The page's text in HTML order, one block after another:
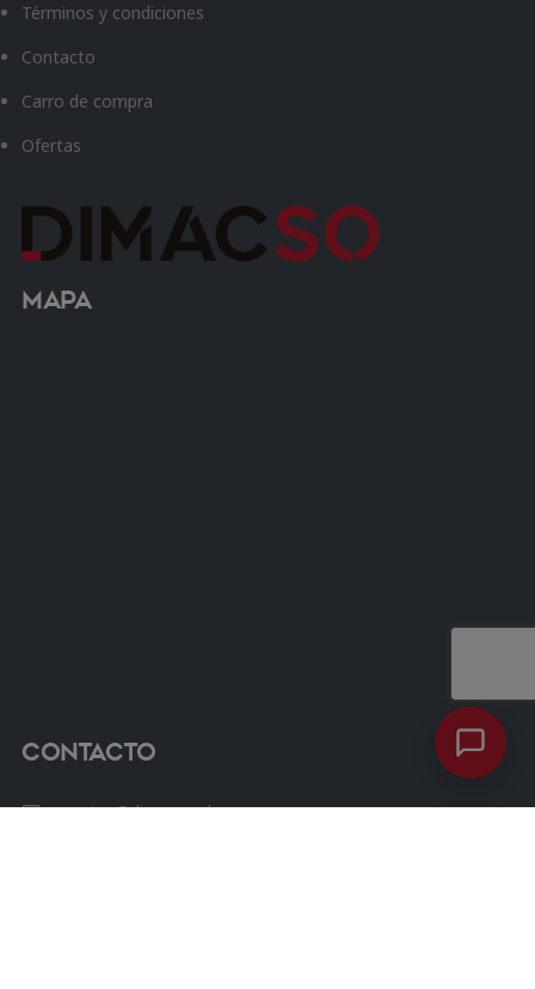
Términos y condiciones
Contacto
Carro de compra
Ofertas
Mapa
Contacto
ventas@dimacso.cl